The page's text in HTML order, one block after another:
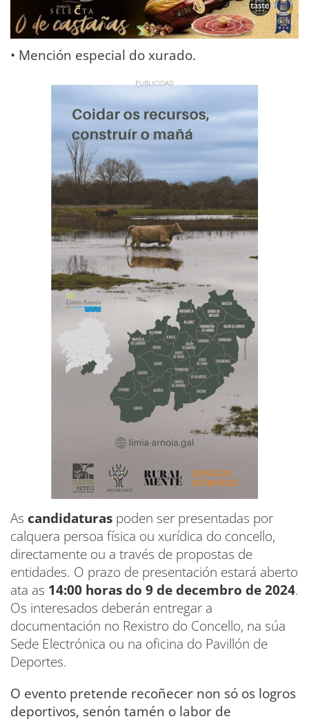
• Mención especial do xurado.
As candidaturas poden ser presentadas por
calquera persoa física ou xurídica do concello,
directamente ou a través de propostas de
entidades. O prazo de presentación estará aberto
ata as 14:00 horas do 9 de decembro de 2024.
Os interesados deberán entregar a
documentación no Rexistro do Concello, na súa
Sede Electrónica ou na oficina do Pavillón de
Deportes.
O evento pretende recoñecer non só os logros
deportivos, senón tamén o labor de